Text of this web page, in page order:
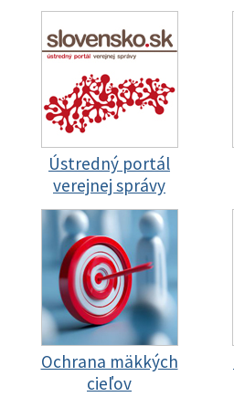
Ústredný portál
verejnej správy
Ochrana mäkkých
cieľov